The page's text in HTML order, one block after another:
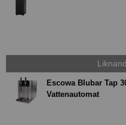
Escowa Blubar Tap
Vattenautomat